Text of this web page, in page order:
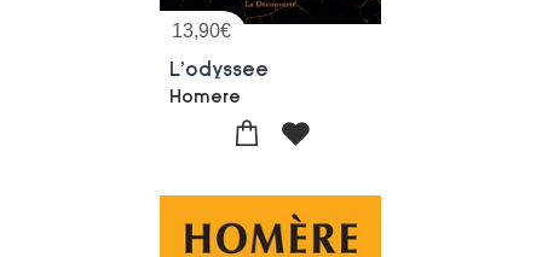
13,90€
L'odyssee
Homere